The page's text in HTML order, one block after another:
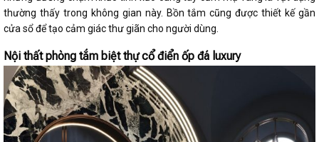
thường thấy trong không gian này. Bồn tắm cũng được thiết kế gần
cửa sổ để tạo cảm giác thư giãn cho người dùng.
Nội thất phòng tắm biệt thự cổ điển ốp đá luxury